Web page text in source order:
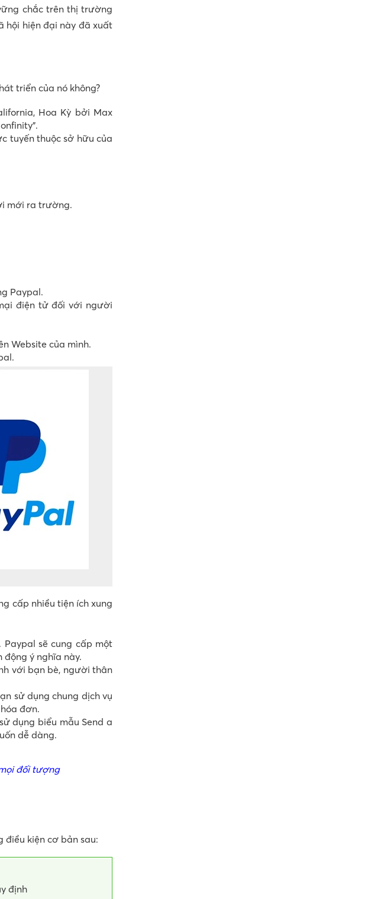
chắc trên thị trường
hội hiện đại này đã xuất
triển của nó không?
Hoa Kỳ bởi Max
tuyến thuộc sở hữu của
mới ra trường.
Paypal.
điện tử đối với người
Website của mình.
cấp nhiều tiện ích xung
sẽ cung cấp một
ý nghĩa này.
với bạn bè, người thân
sử dụng chung dịch vụ
đơn.
dụng biểu mẫu Send a
dễ dàng.
đối tượng
kiện cơ bản sau:
định